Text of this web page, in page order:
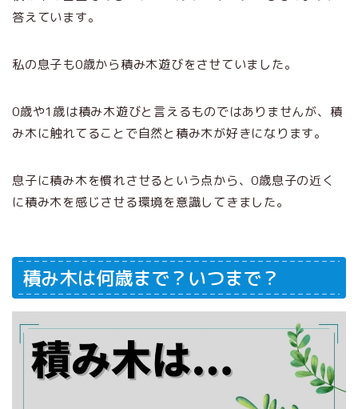
答えています。
私の息子も0歳から積み木遊びをさせていました。
0歳や1歳は積み木遊びと言えるものではありませんが、積
み木に触れてることで自然と積み木が好きになります。
息子に積み木を慣れさせるという点から、0歳息子の近く
に積み木を感じさせる環境を意識してきました。
積み木は何歳まで？いつまで？